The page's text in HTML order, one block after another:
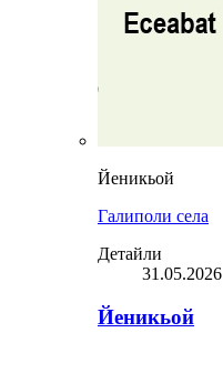
Йеникьой
Галиполи села
Детайли
31.05.2026
Йеникьой